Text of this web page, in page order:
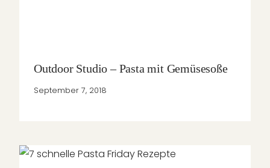
Outdoor Studio – Pasta mit Gemüsesoße
September 7, 2018